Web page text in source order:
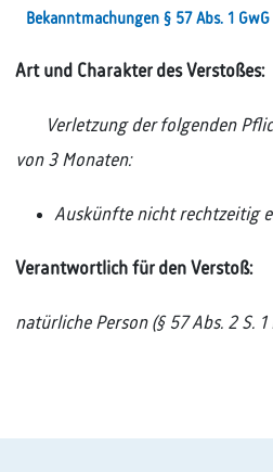
Bekanntmachungen § 57 Abs. 1 GwG
Art und Charakter des Verstoßes:
Verletzung der folgenden
von 3 Monaten:
Auskünfte nicht rechtzeitig
Verantwortlich für den Verstoß:
natürliche Person (§ 57 Abs. 2 S. 1